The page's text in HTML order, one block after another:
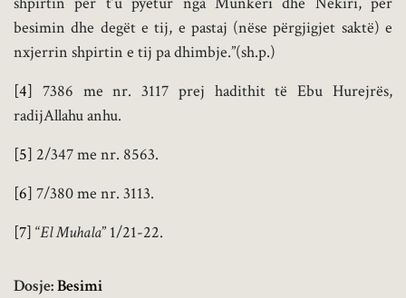
besimin dhe degët e tij, e pastaj (nëse përgjigjet saktë) e
nxjerrin shpirtin e tij pa dhimbje.”(sh.p.)
[4] 7386 me nr. 3117 prej hadithit të Ebu Hurejrës,
radijAllahu anhu.
[5] 2/347 me nr. 8563.
[6] 7/380 me nr. 3113.
[7] “El Muhala” 1/21-22.
Dosje:Besimi